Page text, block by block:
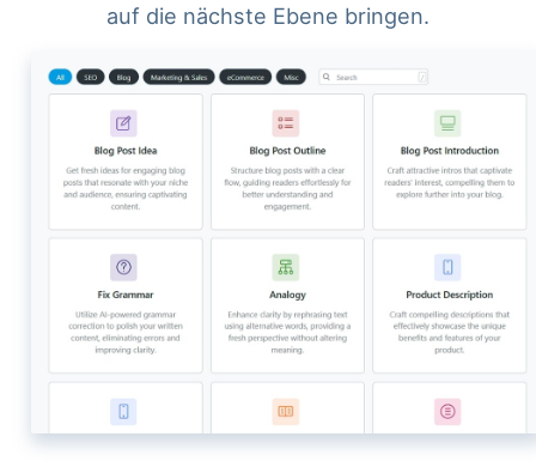
auf die nächste Ebene bringen.